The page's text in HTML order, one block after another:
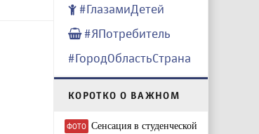
#ГлазамиДетей
#ЯПотребитель
#ГородОбластьСтрана
КОРОТКО О ВАЖНОМ
ФОТО Сенсация в студенческой